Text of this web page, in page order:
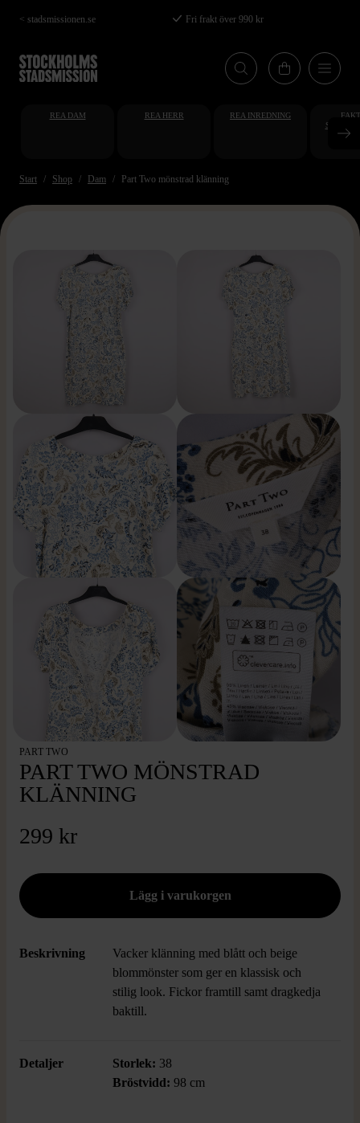
Hoppa
till
huvudinnehåll
< stadsmissionen.se Fri frakt över 990 kr
REA DAM REA HERR REA INREDNING
Start Shop Dam Part Two mönstrad klänning
PART TWO
PART TWO MÖNSTRAD
KLÄNNING
299 kr
Beskrivning
Vacker klänning med blått och beige
blommönster som ger en klassisk och
stilig look. Fickor framtill samt dragkedja
baktill.
Detaljer Storlek: 38
Bröstvidd: 98 cm